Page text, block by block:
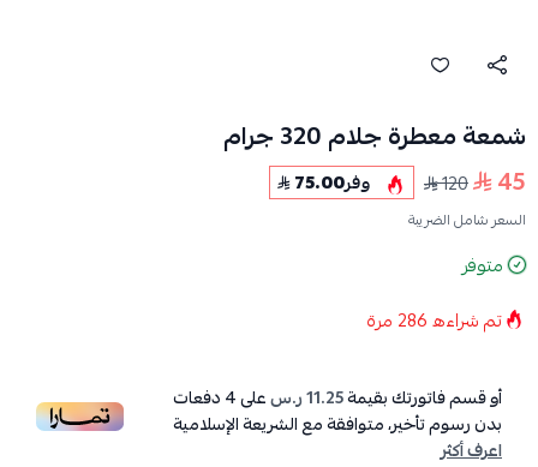
شمعة معطرة جلام 320 جرام
45
120 وفر75.00
السعر شامل الضريبة
متوفر
تم شراءه286 مرة
أو قسم فاتورتك بقيمة11.25 ر.س على4دفعات
بدون رسوم تأخير، متوافقة مع الشريعة الإسلامية
اعرف أكثر